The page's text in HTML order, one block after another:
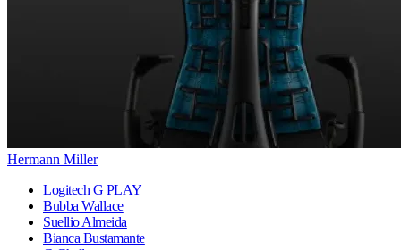
Hermann Miller
Logitech G PLAY
Bubba Wallace
Suellio Almeida
Bianca Bustamante